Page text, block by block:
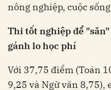
nông nghiệp, cuộc
Thi tốt nghiệp để "săn"
gánh lo học phí
Với 37,75 điểm (Toán
9,25 và Ngữ văn 8,75),